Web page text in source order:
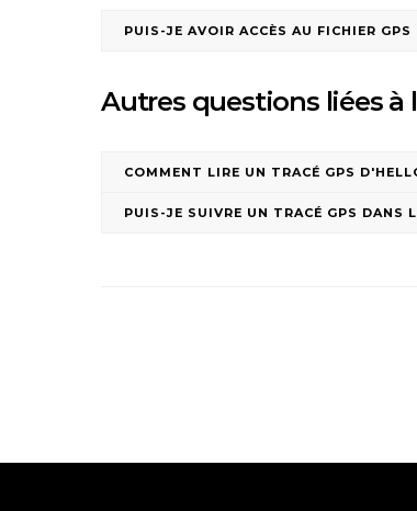
PUIS-JE AVOIR ACCÈS AU FICHIER GPS
Autres questions liées à
COMMENT LIRE UN TRACÉ GPS
PUIS-JE SUIVRE UN TRACÉ GPS DANS